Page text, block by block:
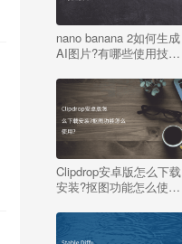
nano banana 2如何生成
AI图片?有哪些使用技
Clipdrop安卓版怎么下载
安装?抠图功能怎么使